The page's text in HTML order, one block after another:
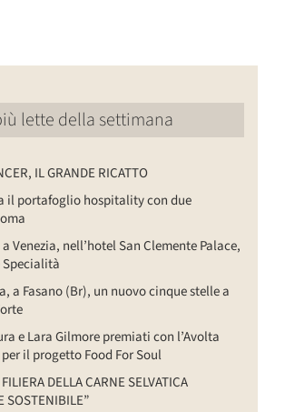
lette della settimana
IL GRANDE RICATTO
il portafoglio hospitality con due
Venezia, nell’hotel San Clemente Palace,
a Fasano (Br), un nuovo cinque stelle a
e Lara Gilmore premiati con l’Avolta
il progetto Food For Soul
DELLA CARNE SELVATICA
SOSTENIBILE”